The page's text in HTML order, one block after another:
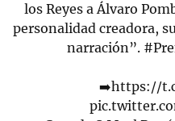
los Reyes a Álvaro
personalidad creadora,
narración”.
➡️https://